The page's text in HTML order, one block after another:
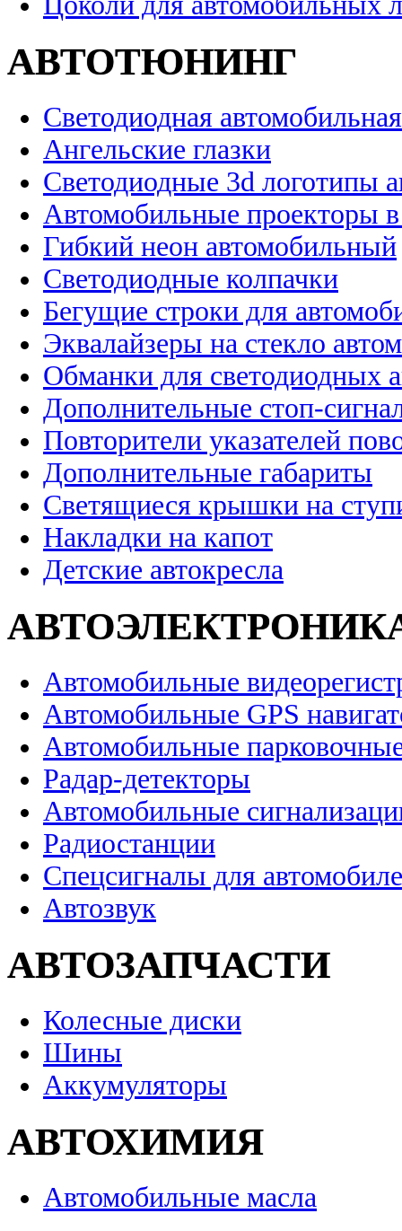
АВТОТЮНИНГ
Светодиодная
Ангельские глазки
Светодиодные 3d логотипы
Автомобильные проекторы
Гибкий неон автомобильный
Светодиодные колпачки
Бегущие строки для
Эквалайзеры на стекло
Обманки для светодиодных
Дополнительные стоп-
Повторители указателей
Дополнительные габариты
Светящиеся крышки на
Накладки на капот
Детские автокресла
Автомобильные
Автомобильные GPS
Автомобильные
Радар-детекторы
Автомобильные
Радиостанции
Спецсигналы для
Автозвук
АВТОЗАПЧАСТИ
Колесные диски
Шины
Аккумуляторы
АВТОХИМИЯ
Автомобильные масла